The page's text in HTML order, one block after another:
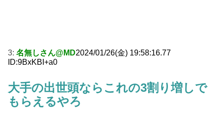
3: 名無しさん@MD2024/01/26(金) 19:58:16.77
ID:9BxKBI+a0
大手の出世頭ならこれの3割り増しで
もらえるやろ